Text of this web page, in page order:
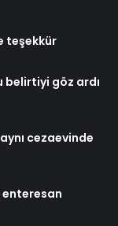
teşekkür
belirtiyi göz ardı
cezaevinde
enteresan